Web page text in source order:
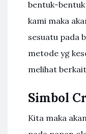
bentuk-
kami maka
sesuatu pada
metode yg
melihat
Simbol
Kita maka